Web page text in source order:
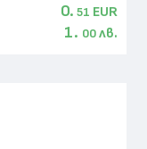
0. 51 EUR
1. 00 лв.